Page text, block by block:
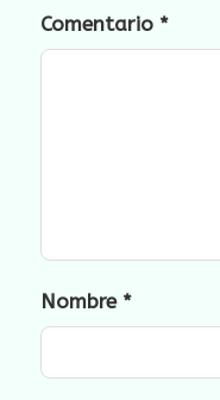
Comentario *
Nombre *